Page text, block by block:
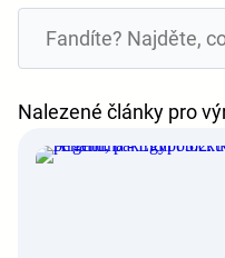
Nalezené články pro